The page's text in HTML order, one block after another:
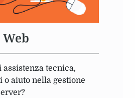
assistenza tecnica,
o aiuto nella gestione